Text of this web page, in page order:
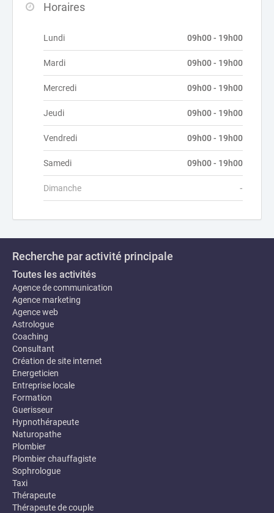
Horaires
Lundi 09h00 - 19h00
Mardi 09h00 - 19h00
Mercredi 09h00 - 19h00
Jeudi 09h00 - 19h00
Vendredi 09h00 - 19h00
Samedi 09h00 - 19h00
Dimanche -
Recherche par activité principale
Toutes les activités
Agence de communication
Agence marketing
Agence web
Astrologue
Coaching
Consultant
Création de site internet
Energeticien
Entreprise locale
Formation
Guerisseur
Hypnothérapeute
Naturopathe
Plombier
Plombier chauffagiste
Sophrologue
Taxi
Thérapeute
Thérapeute de couple